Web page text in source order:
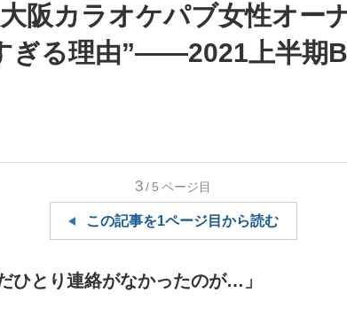
た」侍ジャパン選手が証言した“NPB聞... 「
と言って…」サッカー日本代表・森保一監督...
大阪カラオケパブ女性オ
ぎる理由”――2021上半期
3/5 ページ目
この記事を1ページ目から読む
ひとり連絡がなかったのが…」